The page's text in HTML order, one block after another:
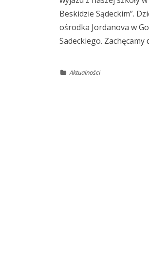
Beskidzie Sądeckim”.
ośrodka Jordanova w
Sadeckiego.
Aktualności